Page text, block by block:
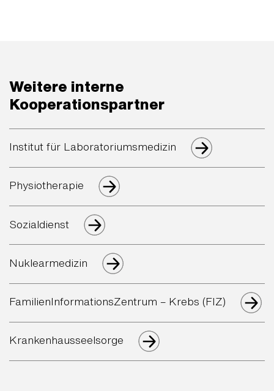
Weitere interne
Kooperationspartner
Institut für Laboratoriumsmedizin
Physiotherapie
Sozialdienst
Nuklearmedizin
FamilienInformationsZentrum – Krebs (FIZ)
Krankenhausseelsorge